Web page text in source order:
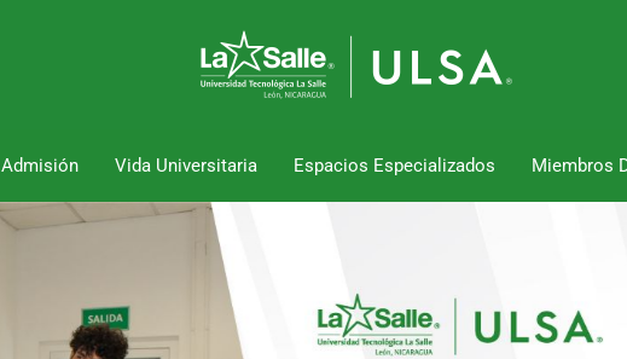
Admisión Vida Universitaria Espacios Especializados Miembros